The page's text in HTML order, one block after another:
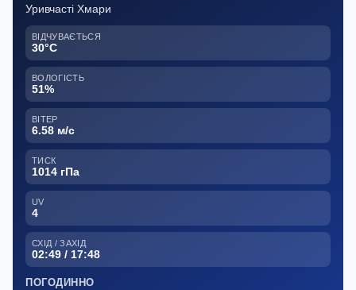
Уривчасті Хмари
ВІДЧУВАЄТЬСЯ
30°C
ВОЛОГІСТЬ
51%
ВІТЕР
6.58 м/с
ТИСК
1014 гПа
UV
4
СХІД / ЗАХІД
02:49 / 17:48
ПОГОДИННО